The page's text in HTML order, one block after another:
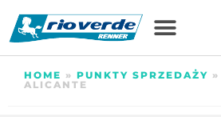
HOME » PUNKTY SPRZEDAŻY »
ALICANTE